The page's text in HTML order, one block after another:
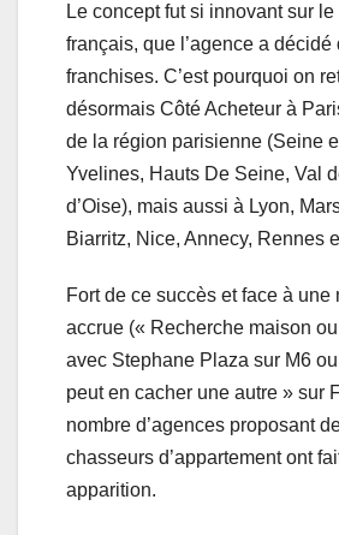
Le concept fut si innovant sur
français, que l’agence a décidé
franchises. C’est pourquoi on
désormais Côté Acheteur à
de la région parisienne (Seine
Yvelines, Hauts De Seine, Val
d’Oise), mais aussi à Lyon,
Biarritz, Nice, Annecy, Rennes
Fort de ce succès et face à une
accrue (« Recherche maison
avec Stephane Plaza sur M6
peut en cacher une autre » sur
nombre d’agences proposant
chasseurs d’appartement ont
apparition.